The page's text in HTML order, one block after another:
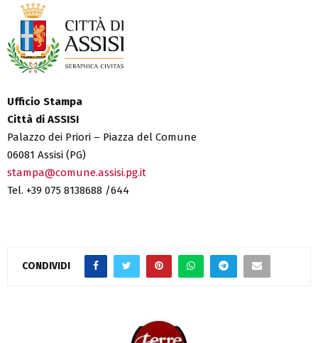
Ufficio Stampa
Città di ASSISI
Palazzo dei Priori – Piazza del Comune
06081 Assisi (PG)
stampa@comune.assisi.pg.it
Tel. +39 075 8138688 /644
CONDIVIDI